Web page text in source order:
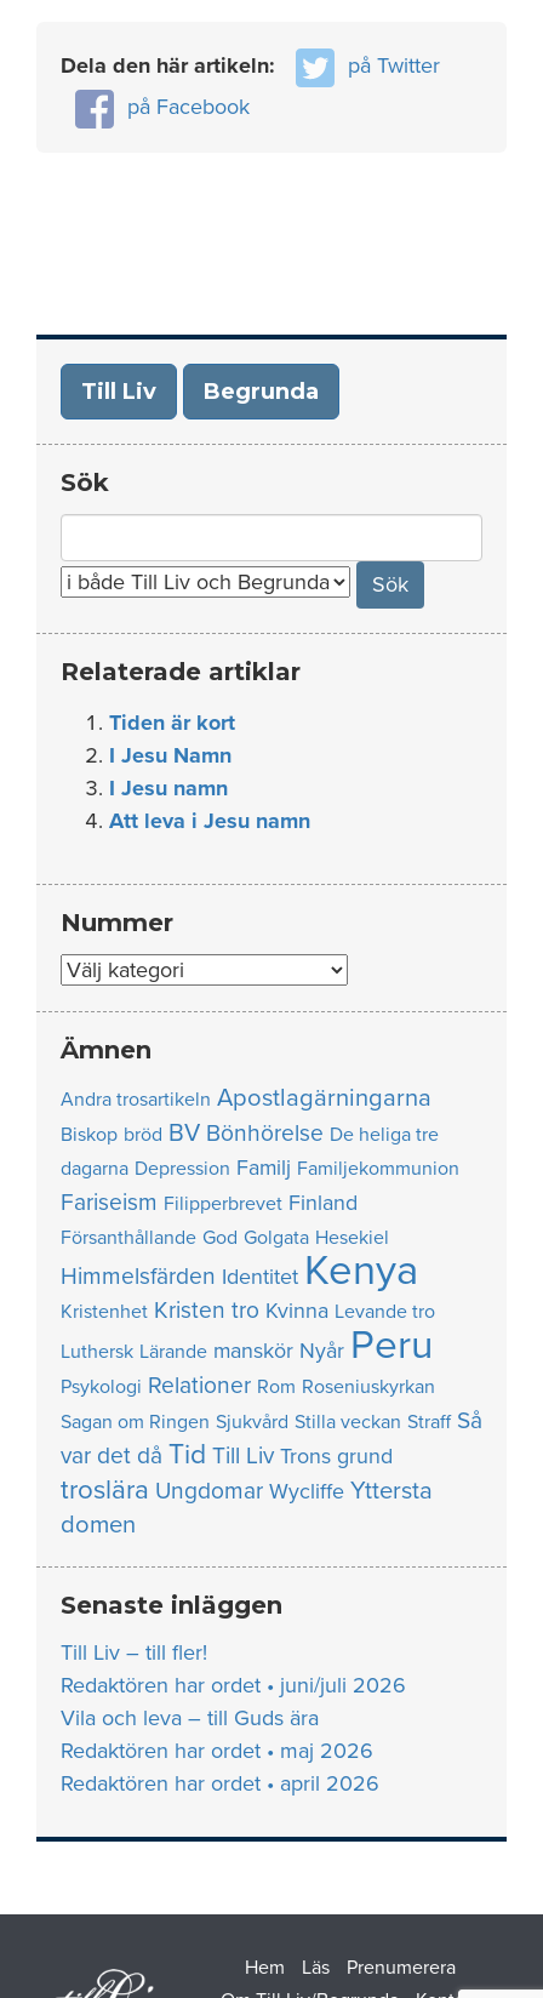
Dela den här artikeln:
på Twitter
på Facebook
Till Liv Begrunda
Sök
for:
Relaterade artiklar
Tiden är kort
I Jesu Namn
I Jesu namn
Att leva i Jesu namn
Nummer
Nummer
Ämnen
Andra trosartikeln Apostlagärningarna
Biskop bröd BV Bönhörelse De heliga tre
dagarna Depression Familj Familjekommunion
Fariseism Filipperbrevet Finland
Försanthållande God Golgata Hesekiel
Himmelsfärden Identitet Kenya
Kristenhet Kristen tro Kvinna Levande tro
Luthersk Lärande manskör Nyår Peru
Psykologi Relationer Rom Roseniuskyrkan
Sagan om Ringen Sjukvård Stilla veckan Straff Så
var det då Tid Till Liv Trons grund
troslära Ungdomar Wycliffe Yttersta
domen
Senaste inläggen
Till Liv – till fler!
Redaktören har ordet • juni/juli 2026
Vila och leva – till Guds ära
Redaktören har ordet • maj 2026
Redaktören har ordet • april 2026
Hem Läs
Prenumerera